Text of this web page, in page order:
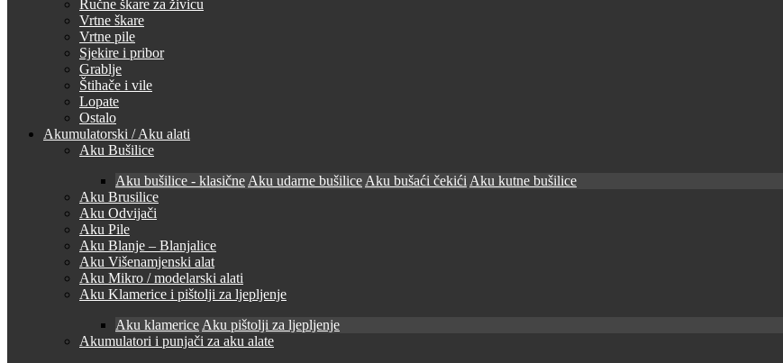
Ručne škare za živicu
Vrtne škare
Vrtne pile
Sjekire i pribor
Grablje
Štihače i vile
Lopate
Ostalo
Akumulatorski / Aku alati
Aku Bušilice
Aku bušilice - klasične Aku udarne bušilice Aku bušaći čekići Aku kutne bušilice
Aku Brusilice
Aku Odvijači
Aku Pile
Aku Blanje – Blanjalice
Aku Višenamjenski alat
Aku Mikro / modelarski alati
Aku Klamerice i pištolji za ljepljenje
Aku klamerice Aku pištolji za ljepljenje
Akumulatori i punjači za aku alate